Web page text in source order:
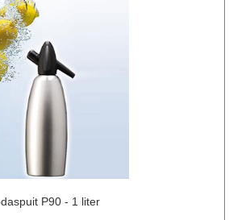
P90 - 1 liter